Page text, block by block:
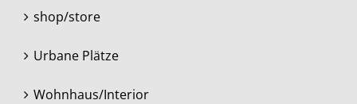
shop/store
Urbane Plätze
Wohnhaus/Interior